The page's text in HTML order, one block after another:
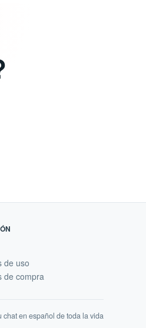
de uso
de compra
chat en español de toda la vida